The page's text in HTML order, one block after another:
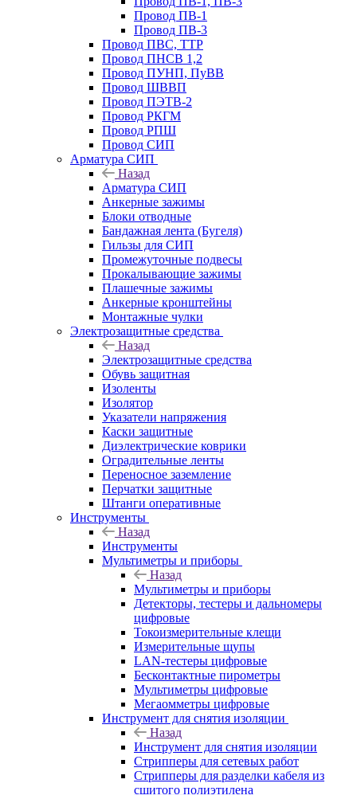
Провод ПВ-1
Провод ПВ-3
Провод ПВС, ТТР
Провод ПНСВ 1,2
Провод ПУНП, ПуВВ
Провод ШВВП
Провод ПЭТВ-2
Провод РКГМ
Провод РПШ
Провод СИП
Арматура СИП
Назад
Арматура СИП
Анкерные зажимы
Блоки отводные
Бандажная лента (Бугеля)
Гильзы для СИП
Промежуточные подвесы
Прокалывающие зажимы
Плашечные зажимы
Анкерные кронштейны
Монтажные чулки
Электрозащитные средства
Назад
Электрозащитные средства
Обувь защитная
Изоленты
Изолятор
Указатели напряжения
Каски защитные
Диэлектрические коврики
Оградительные ленты
Переносное заземление
Перчатки защитные
Штанги оперативные
Инструменты
Назад
Инструменты
Мультиметры и приборы
Назад
Мультиметры и приборы
Детекторы, тестеры и дальномеры
цифровые
Токоизмерительные клещи
Измерительные щупы
LAN-тестеры цифровые
Бесконтактные пирометры
Мультиметры цифровые
Мегаомметры цифровые
Инструмент для снятия изоляции
Назад
Инструмент для снятия изоляции
Стрипперы для сетевых работ
Стрипперы для разделки кабеля из
сшитого полиэтилена